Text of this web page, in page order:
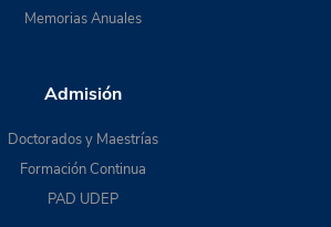
Memorias Anuales
Admisión
Doctorados y Maestrías
Formación Continua
PAD UDEP